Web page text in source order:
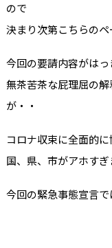
ので
決まり次第こちらの
今回の要請内容がは
無茶苦茶な屁理屈の
が・・
コロナ収束に全面的
国、県、市がアホすぎ
今回の緊急事態宣言